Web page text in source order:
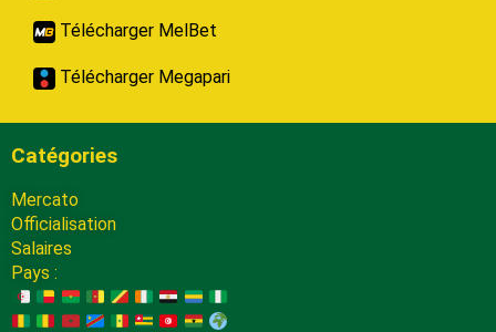
Télécharger MelBet
Télécharger Megapari
Catégories
Mercato
Officialisation
Salaires
Pays :